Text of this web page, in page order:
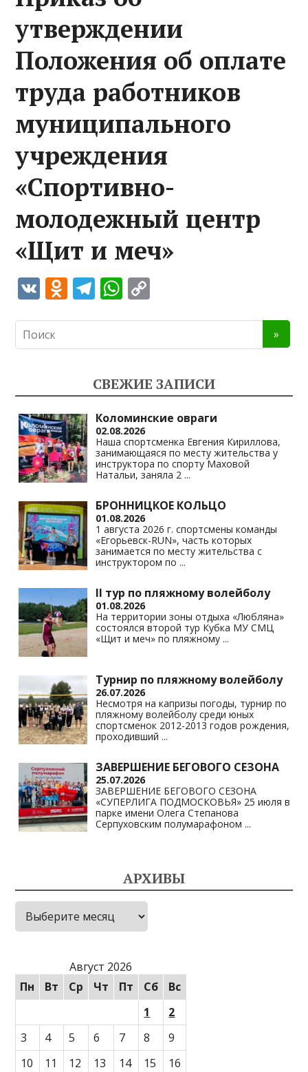
утверждении
Положения об оплате
труда работников
муниципального
учреждения
«Спортивно-
молодежный центр
«Щит и меч»
V O
o
as
s
ni
ki
T
gr
a
m
W
s
A
p
p
y
Li
n
k
СВЕЖИЕ ЗАПИСИ
Коломинские овраги
02.08.2026
Наша спортсменка Евгения Кириллова,
занимающаяся по месту жительства у
инструктора по спорту Маховой
Натальи, заняла 2 ...
БРОННИЦКОЕ КОЛЬЦО
01.08.2026
1 августа 2026 г. спортсмены команды
«Егорьевск-RUN», часть которых
занимается по месту жительства с
инструктором по ...
II тур по пляжному волейболу
01.08.2026
На территории зоны отдыха «Любляна»
состоялся второй тур Кубка МУ СМЦ
«Щит и меч» по пляжному ...
Турнир по пляжному волейболу
26.07.2026
Несмотря на капризы погоды, турнир по
пляжному волейболу среди юных
спортсменок 2012-2013 годов рождения,
проходивший ...
ЗАВЕРШЕНИЕ БЕГОВОГО СЕЗОНА
25.07.2026
ЗАВЕРШЕНИЕ БЕГОВОГО СЕЗОНА
«СУПЕРЛИГА ПОДМОСКОВЬЯ» 25 июля в
парке имени Олега Степанова
Серпуховским полумарафоном ...
АРХИВЫ
Архивы
Август 2026
Пн
Вт Ср Чт Пт Сб
Вс
1
2
3
4 5 6 7 8
9
10
11 12 13 14 15 16